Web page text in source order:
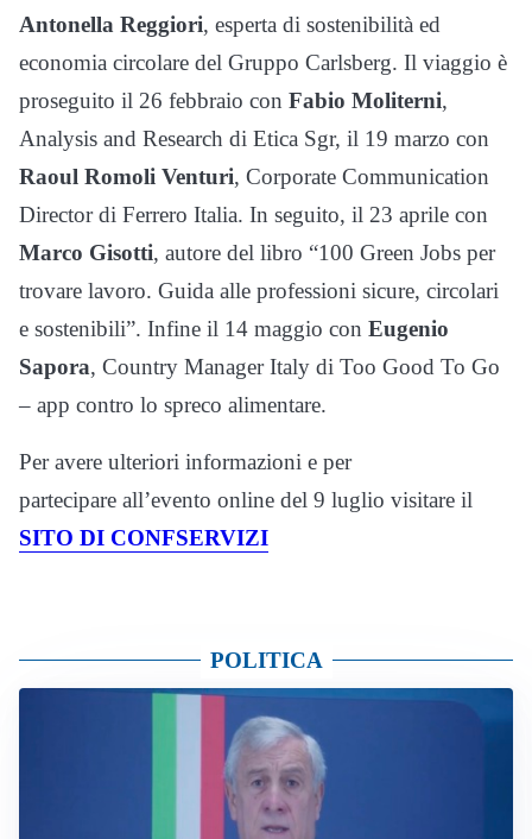
Antonella Reggiori, esperta di sostenibilità ed
economia circolare del Gruppo Carlsberg. Il viaggio è
proseguito il 26 febbraio con Fabio Moliterni,
Analysis and Research di Etica Sgr, il 19 marzo con
Raoul Romoli Venturi, Corporate Communication
Director di Ferrero Italia. In seguito, il 23 aprile con
Marco Gisotti, autore del libro “100 Green Jobs per
trovare lavoro. Guida alle professioni sicure, circolari
e sostenibili”. Infine il 14 maggio con Eugenio
Sapora, Country Manager Italy di Too Good To Go
– app contro lo spreco alimentare.
Per avere ulteriori informazioni e per
partecipare all’evento online del 9 luglio visitare il
SITO DI CONFSERVIZI
POLITICA